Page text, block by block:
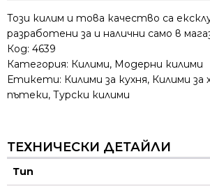
Този килим и това качество са
разработени за и налични само в
Код: 4639
Категория: Килими, Модерни килими
Етикети: Килими за кухня, Килими за
пътеки, Турски килими
ТЕХНИЧЕСКИ ДЕТАЙЛИ
Тип